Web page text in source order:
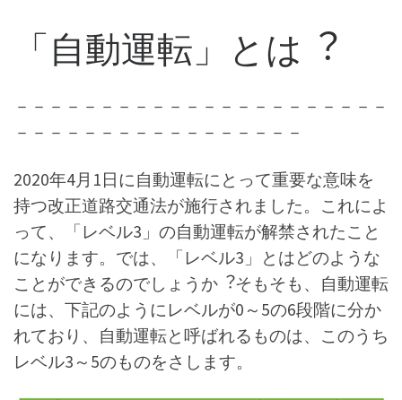
「自動運転」とは︖
－－－－－－－－－－－－－－－－－－－－－－
－－－－－－－－－－－－－－－－－
2020年4月1日に自動運転にとって重要な意味を
持つ改正道路交通法が施行されました。これによ
って、「レベル3」の自動運転が解禁されたこと
になります。では、「レベル3」とはどのような
ことができるのでしょうか︖そもそも、自動運転
には、下記のようにレベルが0～5の6段階に分か
れており、自動運転と呼ばれるものは、このうち
レベル3～5のものをさします。